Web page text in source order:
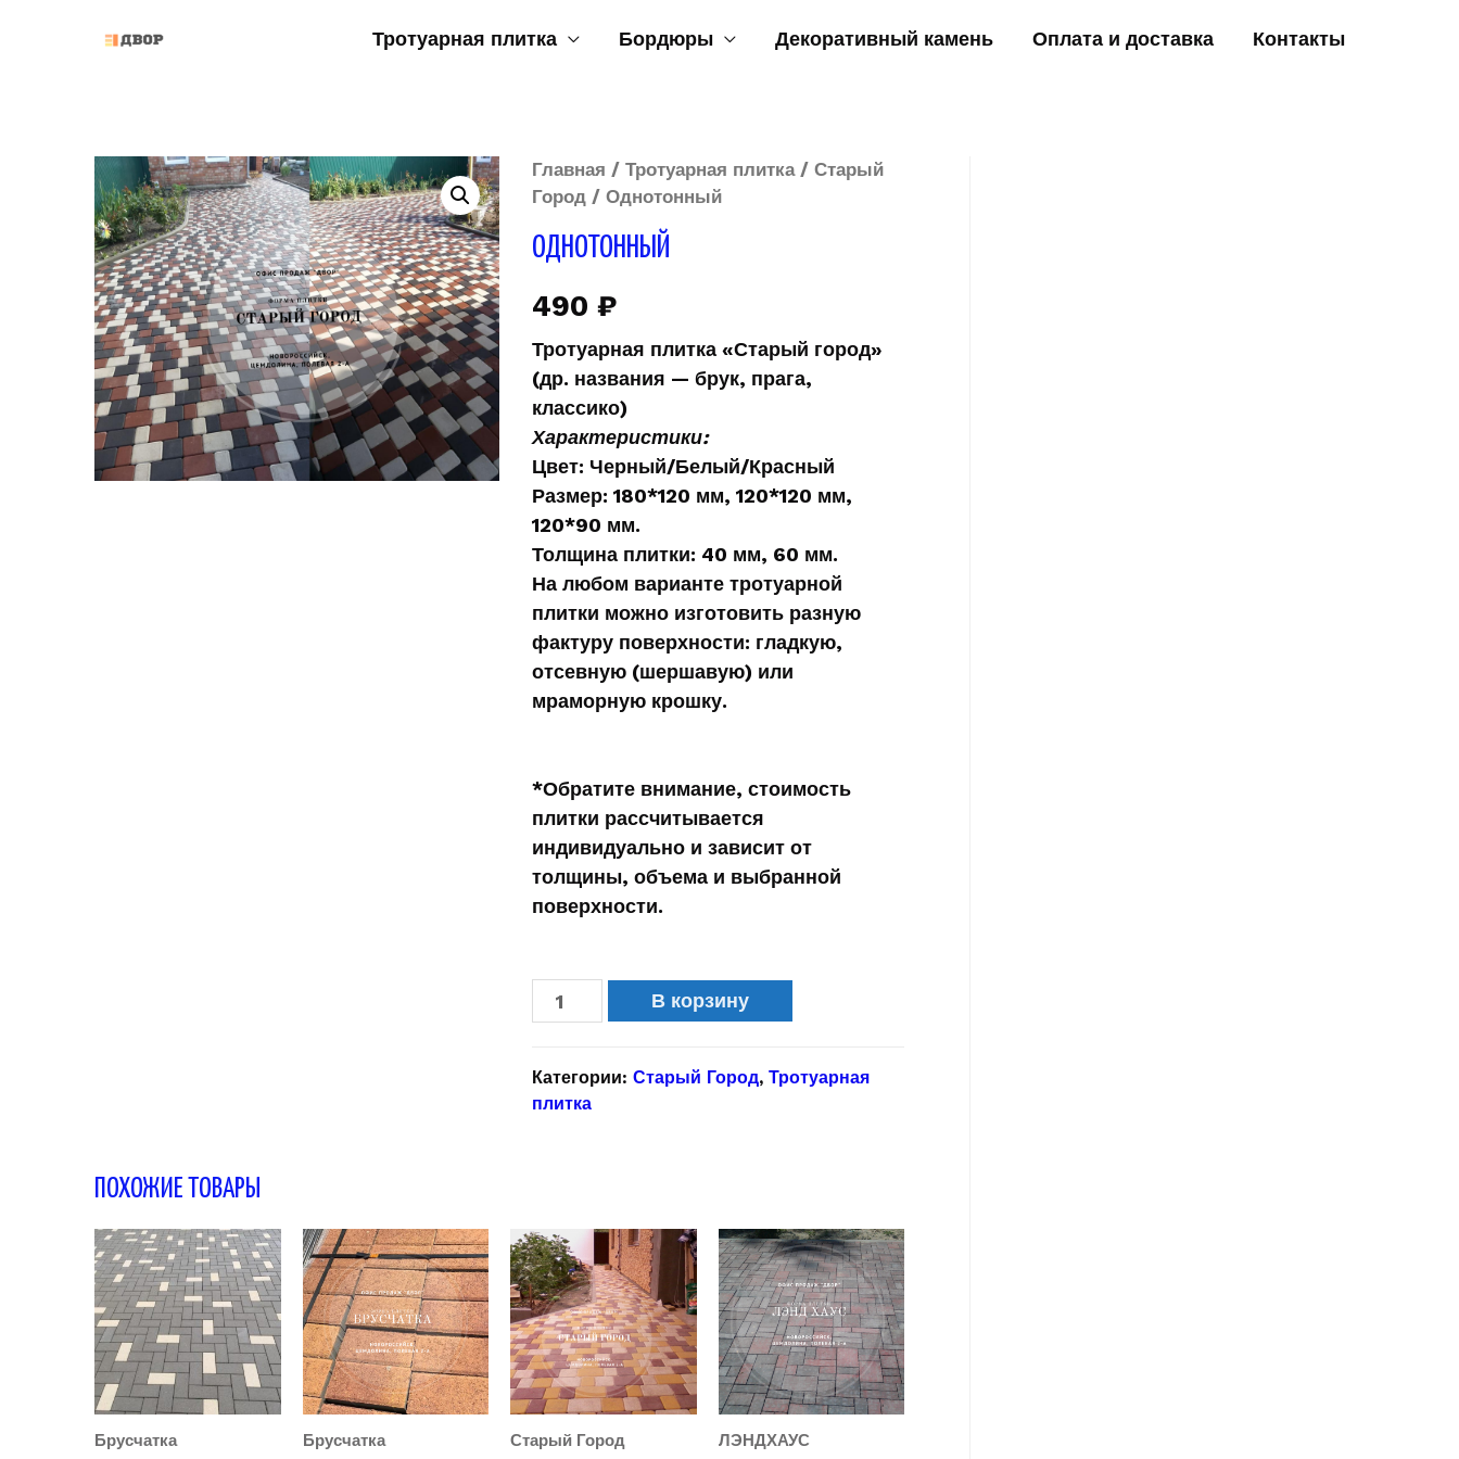
Тротуарная плитка Бордюры Декоративный камень Оплата и доставка Контакты
Главная /Тротуарная плитка/Старый
Город / Однотонный
ОДНОТОННЫЙ
490₽
Тротуарная плитка «Старый город»
(др. названия — брук, прага,
классико)
Характеристики:
Цвет: Черный/Белый/Красный
Размер: 180*120 мм, 120*120 мм,
120*90 мм.
Толщина плитки: 40 мм, 60 мм.
На любом варианте тротуарной
плитки можно изготовить разную
фактуру поверхности: гладкую,
отсевную (шершавую) или
мраморную крошку.
*Обратите внимание, стоимость
плитки рассчитывается
индивидуально и зависит от
толщины, объема и выбранной
поверхности.
В корзину
Категории:Старый Город,Тротуарная
плитка
ПОХОЖИЕ ТОВАРЫ
Брусчатка Брусчатка Старый Город ЛЭНДХАУС